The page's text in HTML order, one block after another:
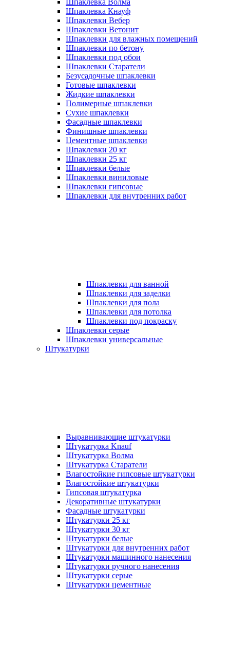
Шпаклевка Волма
Шпаклевка Кнауф
Шпаклевки Вебер
Шпаклевки Ветонит
Шпаклевки для влажных помещений
Шпаклевки по бетону
Шпаклевки под обои
Шпаклевки Старатели
Безусадочные шпаклевки
Готовые шпаклевки
Жидкие шпаклевки
Полимерные шпаклевки
Сухие шпаклевки
Фасадные шпаклевки
Финишные шпаклевки
Цементные шпаклевки
Шпаклевки 20 кг
Шпаклевки 25 кг
Шпаклевки белые
Шпаклевки виниловые
Шпаклевки гипсовые
Шпаклевки для внутренних работ
Шпаклевки для ванной
Шпаклевки для заделки
Шпаклевки для пола
Шпаклевки для потолка
Шпаклевки под покраску
Шпаклевки серые
Шпаклевки универсальные
Штукатурки
Выравнивающие штукатурки
Штукатурка Knauf
Штукатурка Волма
Штукатурка Старатели
Влагостойкие гипсовые штукатурки
Влагостойкие штукатурки
Гипсовая штукатурка
Декоративные штукатурки
Фасадные штукатурки
Штукатурки 25 кг
Штукатурки 30 кг
Штукатурки белые
Штукатурки для внутренних работ
Штукатурки машинного нанесения
Штукатурки ручного нанесения
Штукатурки серые
Штукатурки цементные